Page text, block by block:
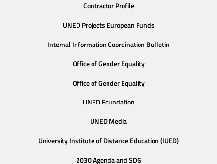
Contractor Profile
UNED Projects European Funds
Internal Information Coordination Bulletin
Office of Gender Equality
Office of Gender Equality
UNED Foundation
UNED Media
University Institute of Distance Education (IUED)
2030 Agenda and SDG